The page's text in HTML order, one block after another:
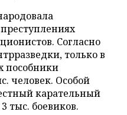
Согласно
только в
пособники
человек. Особой
карательный
тыс. боевиков.